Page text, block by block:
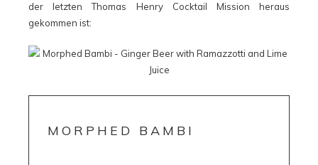
der letzten Thomas Henry Cocktail Mission heraus
gekommen ist:
MORPHED BAMBI